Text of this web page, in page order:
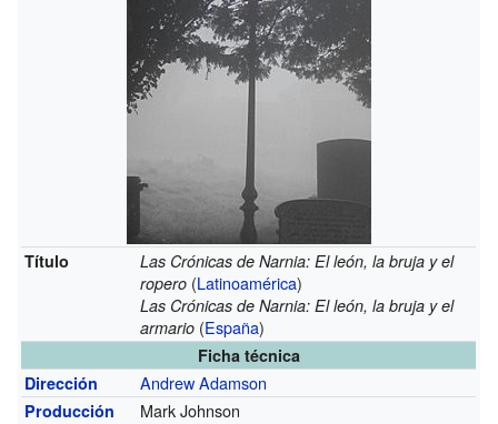
Título
Las Crónicas de Narnia: El león, la bruja y el
ropero (Latinoamérica)
Las Crónicas de Narnia: El león, la bruja y el
armario (España)
Ficha técnica
Dirección
Andrew Adamson
Producción Mark Johnson